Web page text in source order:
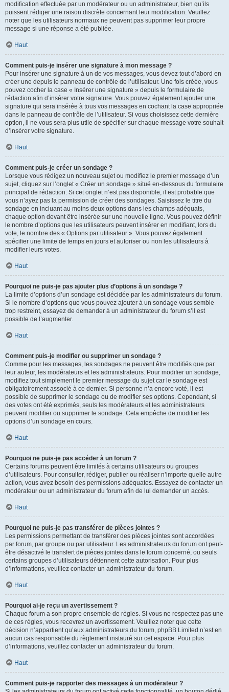
modification effectuée par un modérateur ou un administrateur, bien qu’ils
puissent rédiger une raison discrète concernant leur modification. Veuillez
noter que les utilisateurs normaux ne peuvent pas supprimer leur propre
message si une réponse a été publiée.
Haut
Comment puis-je insérer une signature à mon message ?
Pour insérer une signature à un de vos messages, vous devez tout d’abord en
créer une depuis le panneau de contrôle de l’utilisateur. Une fois créée, vous
pouvez cocher la case « Insérer une signature » depuis le formulaire de
rédaction afin d’insérer votre signature. Vous pouvez également ajouter une
signature qui sera insérée à tous vos messages en cochant la case appropriée
dans le panneau de contrôle de l’utilisateur. Si vous choisissez cette dernière
option, il ne vous sera plus utile de spécifier sur chaque message votre souhait
d’insérer votre signature.
Haut
Comment puis-je créer un sondage ?
Lorsque vous rédigez un nouveau sujet ou modifiez le premier message d’un
sujet, cliquez sur l’onglet « Créer un sondage » situé en-dessous du formulaire
principal de rédaction. Si cet onglet n’est pas disponible, il est probable que
vous n’ayez pas la permission de créer des sondages. Saisissez le titre du
sondage en incluant au moins deux options dans les champs adéquats,
chaque option devant être insérée sur une nouvelle ligne. Vous pouvez définir
le nombre d’options que les utilisateurs peuvent insérer en modifiant, lors du
vote, le nombre des « Options par utilisateur ». Vous pouvez également
spécifier une limite de temps en jours et autoriser ou non les utilisateurs à
modifier leurs votes.
Haut
Pourquoi ne puis-je pas ajouter plus d’options à un sondage ?
La limite d’options d’un sondage est décidée par les administrateurs du forum.
Si le nombre d’options que vous pouvez ajouter à un sondage vous semble
trop restreint, essayez de demander à un administrateur du forum s’il est
possible de l’augmenter.
Haut
Comment puis-je modifier ou supprimer un sondage ?
Comme pour les messages, les sondages ne peuvent être modifiés que par
leur auteur, les modérateurs et les administrateurs. Pour modifier un sondage,
modifiez tout simplement le premier message du sujet car le sondage est
obligatoirement associé à ce dernier. Si personne n’a encore voté, il est
possible de supprimer le sondage ou de modifier ses options. Cependant, si
des votes ont été exprimés, seuls les modérateurs et les administrateurs
peuvent modifier ou supprimer le sondage. Cela empêche de modifier les
options d’un sondage en cours.
Haut
Pourquoi ne puis-je pas accéder à un forum ?
Certains forums peuvent être limités à certains utilisateurs ou groupes
d’utilisateurs. Pour consulter, rédiger, publier ou réaliser n’importe quelle autre
action, vous avez besoin des permissions adéquates. Essayez de contacter un
modérateur ou un administrateur du forum afin de lui demander un accès.
Haut
Pourquoi ne puis-je pas transférer de pièces jointes ?
Les permissions permettant de transférer des pièces jointes sont accordées
par forum, par groupe ou par utilisateur. Les administrateurs du forum ont peut-
être désactivé le transfert de pièces jointes dans le forum concerné, ou seuls
certains groupes d’utilisateurs détiennent cette autorisation. Pour plus
d’informations, veuillez contacter un administrateur du forum.
Haut
Pourquoi ai-je reçu un avertissement ?
Chaque forum a son propre ensemble de règles. Si vous ne respectez pas une
de ces règles, vous recevrez un avertissement. Veuillez noter que cette
décision n’appartient qu’aux administrateurs du forum, phpBB Limited n’est en
aucun cas responsable du règlement instauré sur cet espace. Pour plus
d’informations, veuillez contacter un administrateur du forum.
Haut
Comment puis-je rapporter des messages à un modérateur ?